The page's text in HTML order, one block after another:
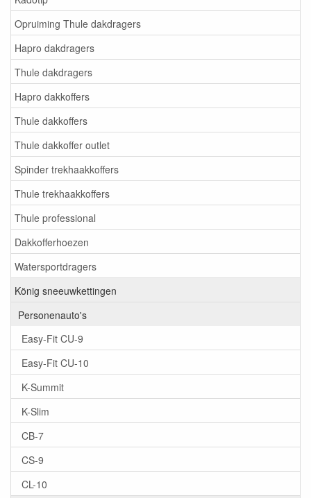
Opruiming Thule dakdragers
Hapro dakdragers
Thule dakdragers
Hapro dakkoffers
Thule dakkoffers
Thule dakkoffer outlet
Spinder trekhaakkoffers
Thule trekhaakkoffers
Thule professional
Dakkofferhoezen
Watersportdragers
König sneeuwkettingen
Personenauto's
Easy-Fit CU-9
Easy-Fit CU-10
K-Summit
K-Slim
CB-7
CS-9
CL-10